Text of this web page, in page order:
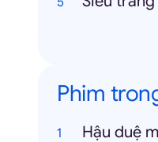
Phim
Hậu duệ